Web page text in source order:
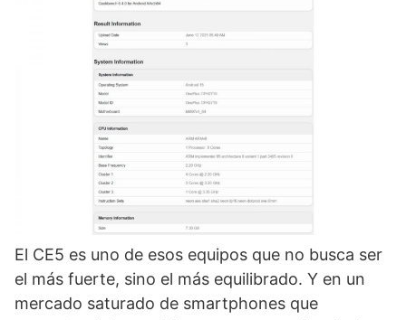
El CE5 es uno de esos equipos que no busca ser
el más fuerte, sino el más equilibrado. Y en un
mercado saturado de smartphones que